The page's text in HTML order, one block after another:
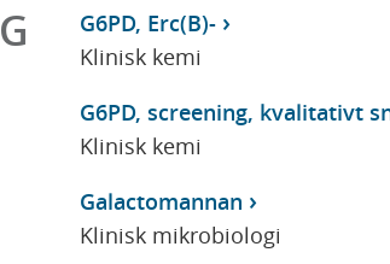
G
G6PD, Erc(B)-
Klinisk kemi
G6PD, screening, kvalitativt
Klinisk kemi
Galactomannan
Klinisk mikrobiologi